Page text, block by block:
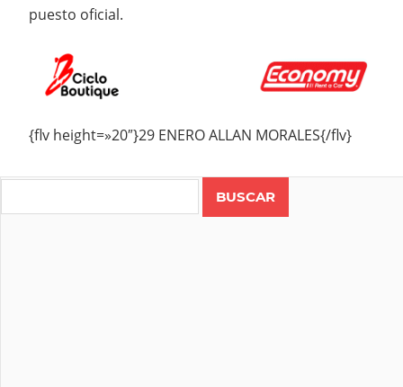
puesto oficial.
{flv height=»20″}29 ENERO ALLAN MORALES{/flv}